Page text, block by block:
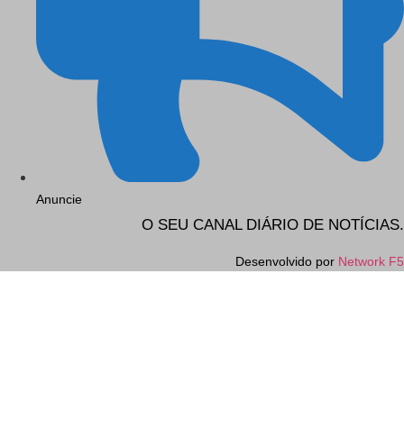
Anuncie
O SEU CANAL DIÁRIO DE NOTÍCIAS.
Desenvolvido por Network F5